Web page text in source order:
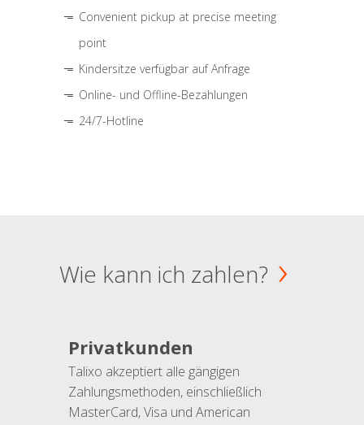
Convenient pickup at precise meeting
point
Kindersitze verfügbar auf Anfrage
Online- und Offline-Bezahlungen
24/7-Hotline
Wie kann ich zahlen?
Privatkunden
Talixo akzeptiert alle gängigen
Zahlungsmethoden, einschließlich
MasterCard, Visa und American